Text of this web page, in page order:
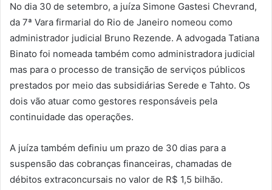
No dia 30 de setembro, a juíza Simone Gastesi Chevrand,
da 7ª Vara firmarial do Rio de Janeiro nomeou como
administrador judicial Bruno Rezende. A advogada Tatiana
Binato foi nomeada também como administradora judicial
mas para o processo de transição de serviços públicos
prestados por meio das subsidiárias Serede e Tahto. Os
dois vão atuar como gestores responsáveis pela
continuidade das operações.
A juíza também definiu um prazo de 30 dias para a
suspensão das cobranças financeiras, chamadas de
débitos extraconcursais no valor de R$ 1,5 bilhão.